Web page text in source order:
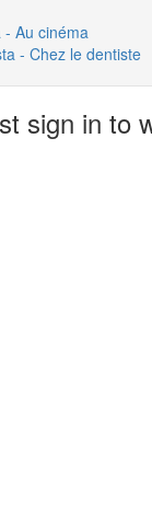
- Au cinéma
- Chez le dentiste
sign in to